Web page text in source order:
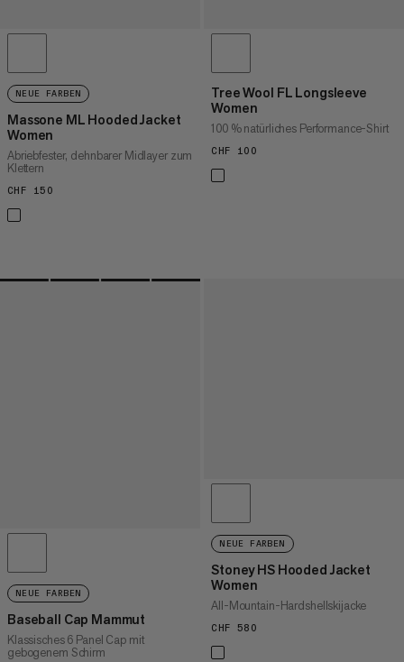
NEUE FARBEN
Massone ML Hooded Jacket
Women
Abriebfester, dehnbarer Midlayer zum
Klettern
CHF 150
Tree Wool FL Longsleeve
Women
100 % natürliches Performance-Shirt
CHF 100
NEUE FARBEN
Baseball Cap Mammut
Klassisches 6 Panel Cap mit
gebogenem Schirm
NEUE FARBEN
Stoney HS Hooded Jacket
Women
All-Mountain-Hardshellskijacke
CHF 580